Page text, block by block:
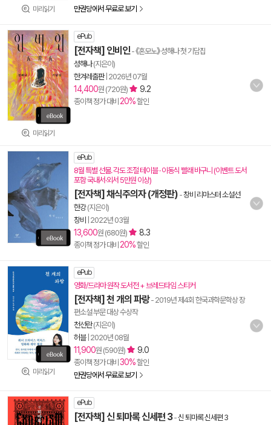
미리읽기
만권당에서 무료로 보기
미리읽기
ePub
[전자책] 인비인- 《혼모노》 성해나 첫 기담집
성해나(지은이)
한겨레출판| 2026년 07월
14,400원 (720원) 9.2
종이책 정가 대비 20%할인
ePub
8월 특별 선물. 각도 조절 테이블 · 이동식 빨래 바구니 (이벤트 도서
포함 국내서·외서 5만원 이상)
[전자책] 채식주의자 (개정판) -창비 리마스터 소설선
한강(지은이)
창비
2022년 03월
13,600원 (680원) 8.3
종이책 정가 대비 20%할인
미리읽기
ePub
영화/드라마 원작 도서전 + 브레드타임 스티커
[전자책] 천 개의 파랑- 2019년 제4회 한국과학문학상 장
편소설 부문 대상 수상작
천선란(지은이)
허블| 2020년 08월
11,900원 (590원) 9.0
종이책 정가 대비 30%할인
만권당에서 무료로 보기
ePub
[전자책] 신 퇴마록 신세편 3-신 퇴마록 신세편 3